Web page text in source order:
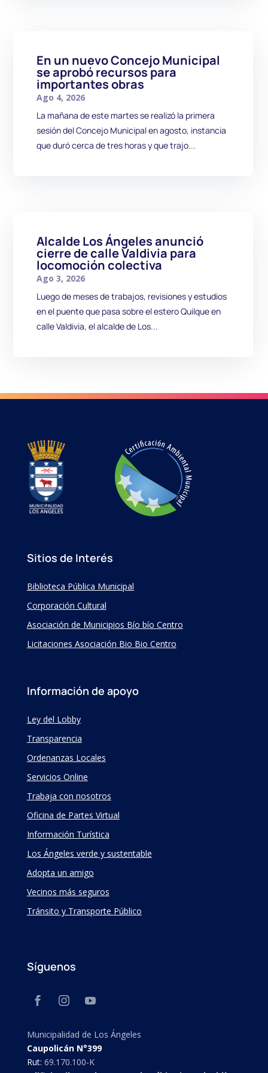
En un nuevo Concejo Municipal
se aprobó recursos para
importantes obras
Ago 4, 2026
La mañana de este martes se realizó la primera
sesión del Concejo Municipal en agosto, instancia
que duró cerca de tres horas y que trajo...
Alcalde Los Ángeles anunció
cierre de calle Valdivia para
locomoción colectiva
Ago 3, 2026
Luego de meses de trabajos, revisiones y estudios
en el puente que pasa sobre el estero Quilque en
calle Valdivia, el alcalde de Los...
Sitios de Interés
Biblioteca Pública Municipal
Corporación Cultural
Asociación de Municipios Bío bío Centro
Licitaciones Asociación Bio Bio Centro
Información de apoyo
Ley del Lobby
Transparencia
Ordenanzas Locales
Servicios Online
Trabaja con nosotros
Oficina de Partes Virtual
Información Turística
Los Ángeles verde y sustentable
Adopta un amigo
Vecinos más seguros
Tránsito y Transporte Público
Síguenos
Municipalidad de Los Ángeles
Caupolicán N°399
Rut: 69.170.100-K